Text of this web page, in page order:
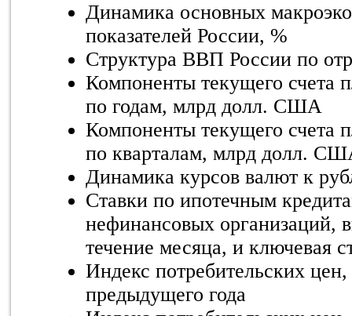
Динамика основных
показателей России, %
Структура ВВП России по
Компоненты текущего счета
по годам, млрд долл. США
Компоненты текущего счета
по кварталам, млрд долл.
Динамика курсов валют к
Ставки по ипотечным
нефинансовых организаций,
течение месяца, и ключевая
Индекс потребительских
предыдущего года